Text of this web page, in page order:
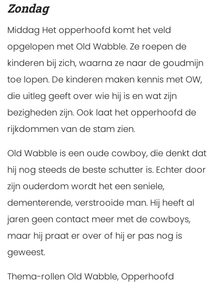
Zondag
Middag Het opperhoofd komt het veld
opgelopen met Old Wabble. Ze roepen de
kinderen bij zich, waarna ze naar de goudmijn
toe lopen. De kinderen maken kennis met OW,
die uitleg geeft over wie hij is en wat zijn
bezigheden zijn. Ook laat het opperhoofd de
rijkdommen van de stam zien.
Old Wabble is een oude cowboy, die denkt dat
hij nog steeds de beste schutter is. Echter door
zijn ouderdom wordt het een seniele,
dementerende, verstrooide man. Hij heeft al
jaren geen contact meer met de cowboys,
maar hij praat er over of hij er pas nog is
geweest.
Thema-rollen Old Wabble, Opperhoofd